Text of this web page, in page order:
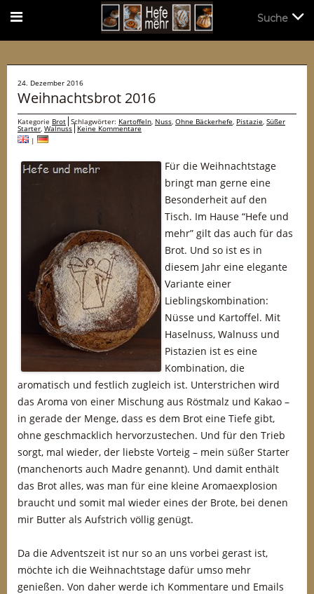
24. Dezember 2016
Weihnachtsbrot 2016
Kategorie Brot Schlagwörter: Kartoffeln, Nuss, Ohne Bäckerhefe, Pistazie, Süßer
Starter, Walnuss Keine Kommentare
|
Für die Weihnachtstage
bringt man gerne eine
Besonderheit auf den
Tisch. Im Hause “Hefe und
mehr” gilt das auch für das
Brot. Und so ist es in
diesem Jahr eine elegante
Variante einer
Lieblingskombination:
Nüsse und Kartoffel. Mit
Haselnuss, Walnuss und
Pistazien ist es eine
Kombination, die
aromatisch und festlich zugleich ist. Unterstrichen wird
das Aroma von einer Mischung aus Röstmalz und Kakao –
in gerade der Menge, dass es dem Brot eine Tiefe gibt,
ohne geschmacklich hervorzustechen. Und für den Trieb
sorgt, mal wieder, der liebste Vorteig – mein süßer Starter
(manchenorts auch Madre genannt). Und damit enthält
das Brot alles, was man für eine kleine Aromaexplosion
braucht und somit mal wieder eines der Brote, bei denen
mir Butter als Aufstrich völlig genügt.
Da die Adventszeit ist nur so an uns vorbei gerast ist,
möchte ich die Weihnachtstage dafür umso mehr
genießen. Von daher werde ich Kommentare und Emails
Suche
Suche